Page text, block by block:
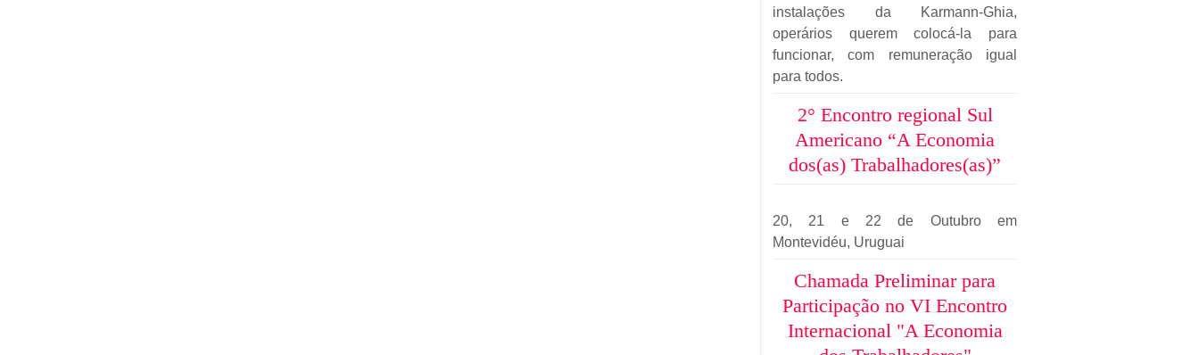
instalações da Karmann-Ghia,
operários querem colocá-la para
funcionar, com remuneração igual
para todos.
2° Encontro regional Sul
Americano “A Economia
dos(as) Trabalhadores(as)”
20, 21 e 22 de Outubro em
Montevidéu, Uruguai
Chamada Preliminar para
Participação no VI Encontro
Internacional "A Economia